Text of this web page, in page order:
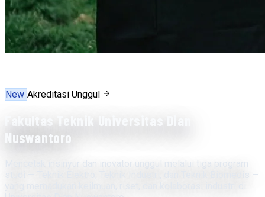
New Akreditasi Unggul
Fakultas Teknik Universitas Dian
Nuswantoro
Mencetak insinyur dan inovator unggul melalui tiga program
studi — Teknik Elektro, Teknik Industri, dan Teknik Biomedis —